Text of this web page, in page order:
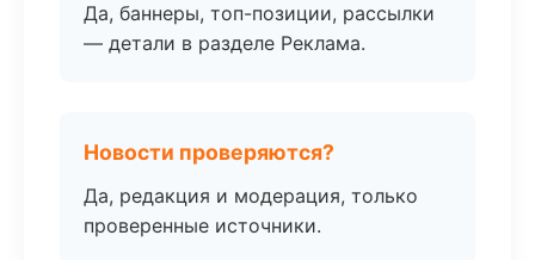
Да, баннеры, топ-позиции, рассылки
— детали в разделе Реклама.
Новости проверяются?
Да, редакция и модерация, только
проверенные источники.